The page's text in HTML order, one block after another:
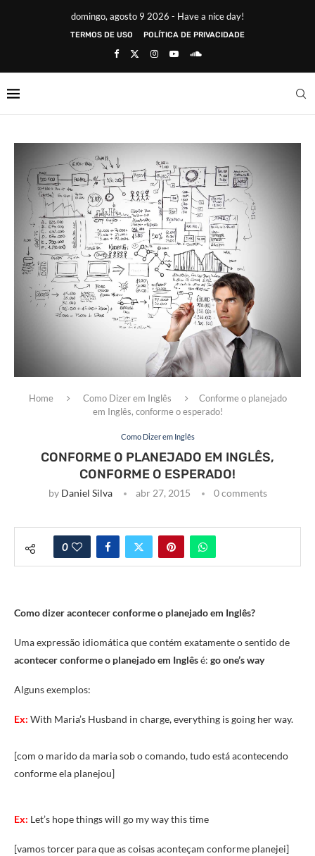
domingo, agosto 9 2026 - Have a nice day!
TERMOS DE USO POLÍTICA DE PRIVACIDADE
Home Como Dizer em Inglês
Conforme o planejado
em Inglês, conforme o esperado!
Como Dizer em Inglês
CONFORME O PLANEJADO EM INGLÊS,
CONFORME O ESPERADO!
by Daniel Silva abr 27, 2015 0 comments
0
Como dizer acontecer conforme o planejado em Inglês?
Uma expressão idiomática que contém exatamente o sentido de
acontecer conforme o planejado em Inglêsé: go one’s way
Alguns exemplos:
Ex: With Maria’s Husband in charge, everything is going her way.
[com o marido da maria sob o comando, tudo está acontecendo
conforme ela planejou]
Ex: Let’s hope things will go my way this time
[vamos torcer para que as coisas aconteçam conforme planejei]